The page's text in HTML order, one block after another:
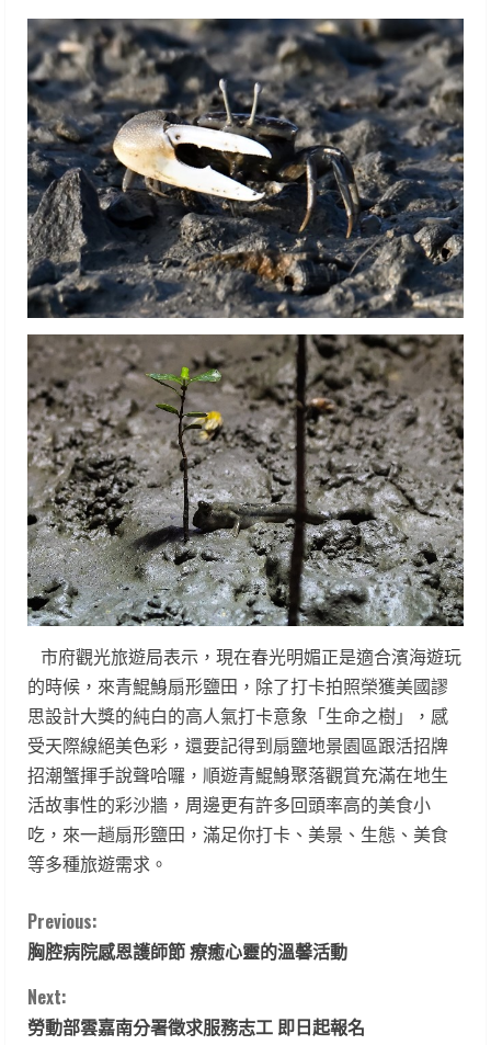
市府觀光旅遊局表示，現在春光明媚正是適合濱海遊玩
的時候，來青鯤鯓扇形鹽田，除了打卡拍照榮獲美國謬
思設計大獎的純白的高人氣打卡意象「生命之樹」，感
受天際線絕美色彩，還要記得到扇鹽地景園區跟活招牌
招潮蟹揮手說聲哈囉，順遊青鯤鯓聚落觀賞充滿在地生
活故事性的彩沙牆，周邊更有許多回頭率高的美食小
吃，來一趟扇形鹽田，滿足你打卡、美景、生態、美食
等多種旅遊需求。
C
o
n
Previous:
胸腔病院感恩護師節 療癒心靈的溫馨活動
Next:
勞動部雲嘉南分署徵求服務志工 即日起報名